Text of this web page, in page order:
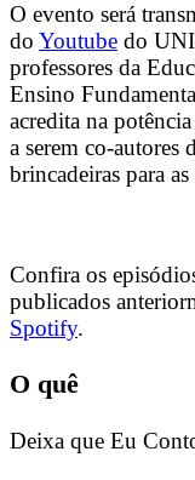
O evento será
do Youtube do
professores da
Ensino
acredita na
a serem co-autores
brincadeiras para as
Confira os
publicados
Spotify.
O quê
Deixa que Eu